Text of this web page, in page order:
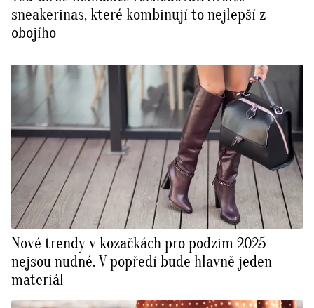
sneakerinas, které kombinují to nejlepší z
obojího
Nové trendy v kozačkách pro podzim 2025
nejsou nudné. V popředí bude hlavně jeden
materiál